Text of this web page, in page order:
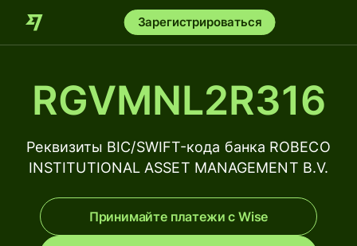
Зарегистрироваться
RGVMNL2R316
Реквизиты BIC/SWIFT-кода банка ROBECO
INSTITUTIONAL ASSET MANAGEMENT B.V.
Принимайте платежи с Wise